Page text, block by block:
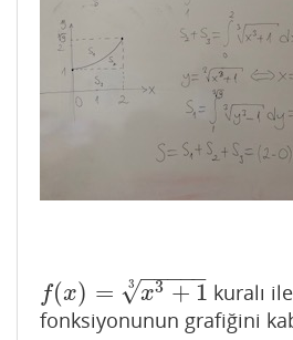
f(x) = x3 + 1
− −
−−−
√
3
f(x)=x 3+1 3 kuralı
fonksiyonunun grafiğini